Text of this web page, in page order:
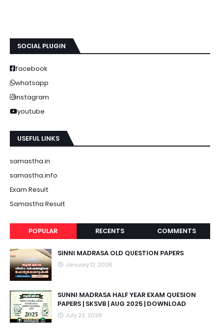
SOCIAL PLUGIN
facebook
whatsapp
instagram
youtube
USEFUL LINKS
samastha.in
samastha.info
Exam Result
Samastha Result
POPULAR RECENTS COMMENTS
SINNI MADRASA OLD QUESTION PAPERS
January 12, 2026
SUNNI MADRASA HALF YEAR EXAM QUESION
PAPERS | SKSVB | AUG 2025 | DOWNLOAD
July 22, 2026